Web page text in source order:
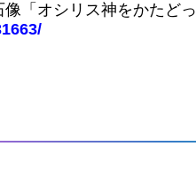
「オシリス神をかたど